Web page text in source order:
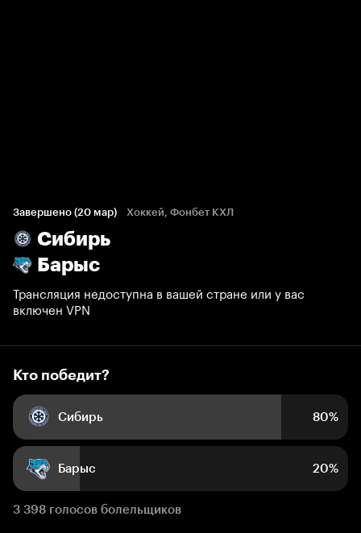
Завершено (20 мар) Хоккей, Фонбет КХЛ
Сибирь
Барыс
Трансляция недоступна в вашей стране или у вас
включен VPN
80%
Кто победит?
Сибирь 80%
Барыс 20%
3 398 голосов болельщиков